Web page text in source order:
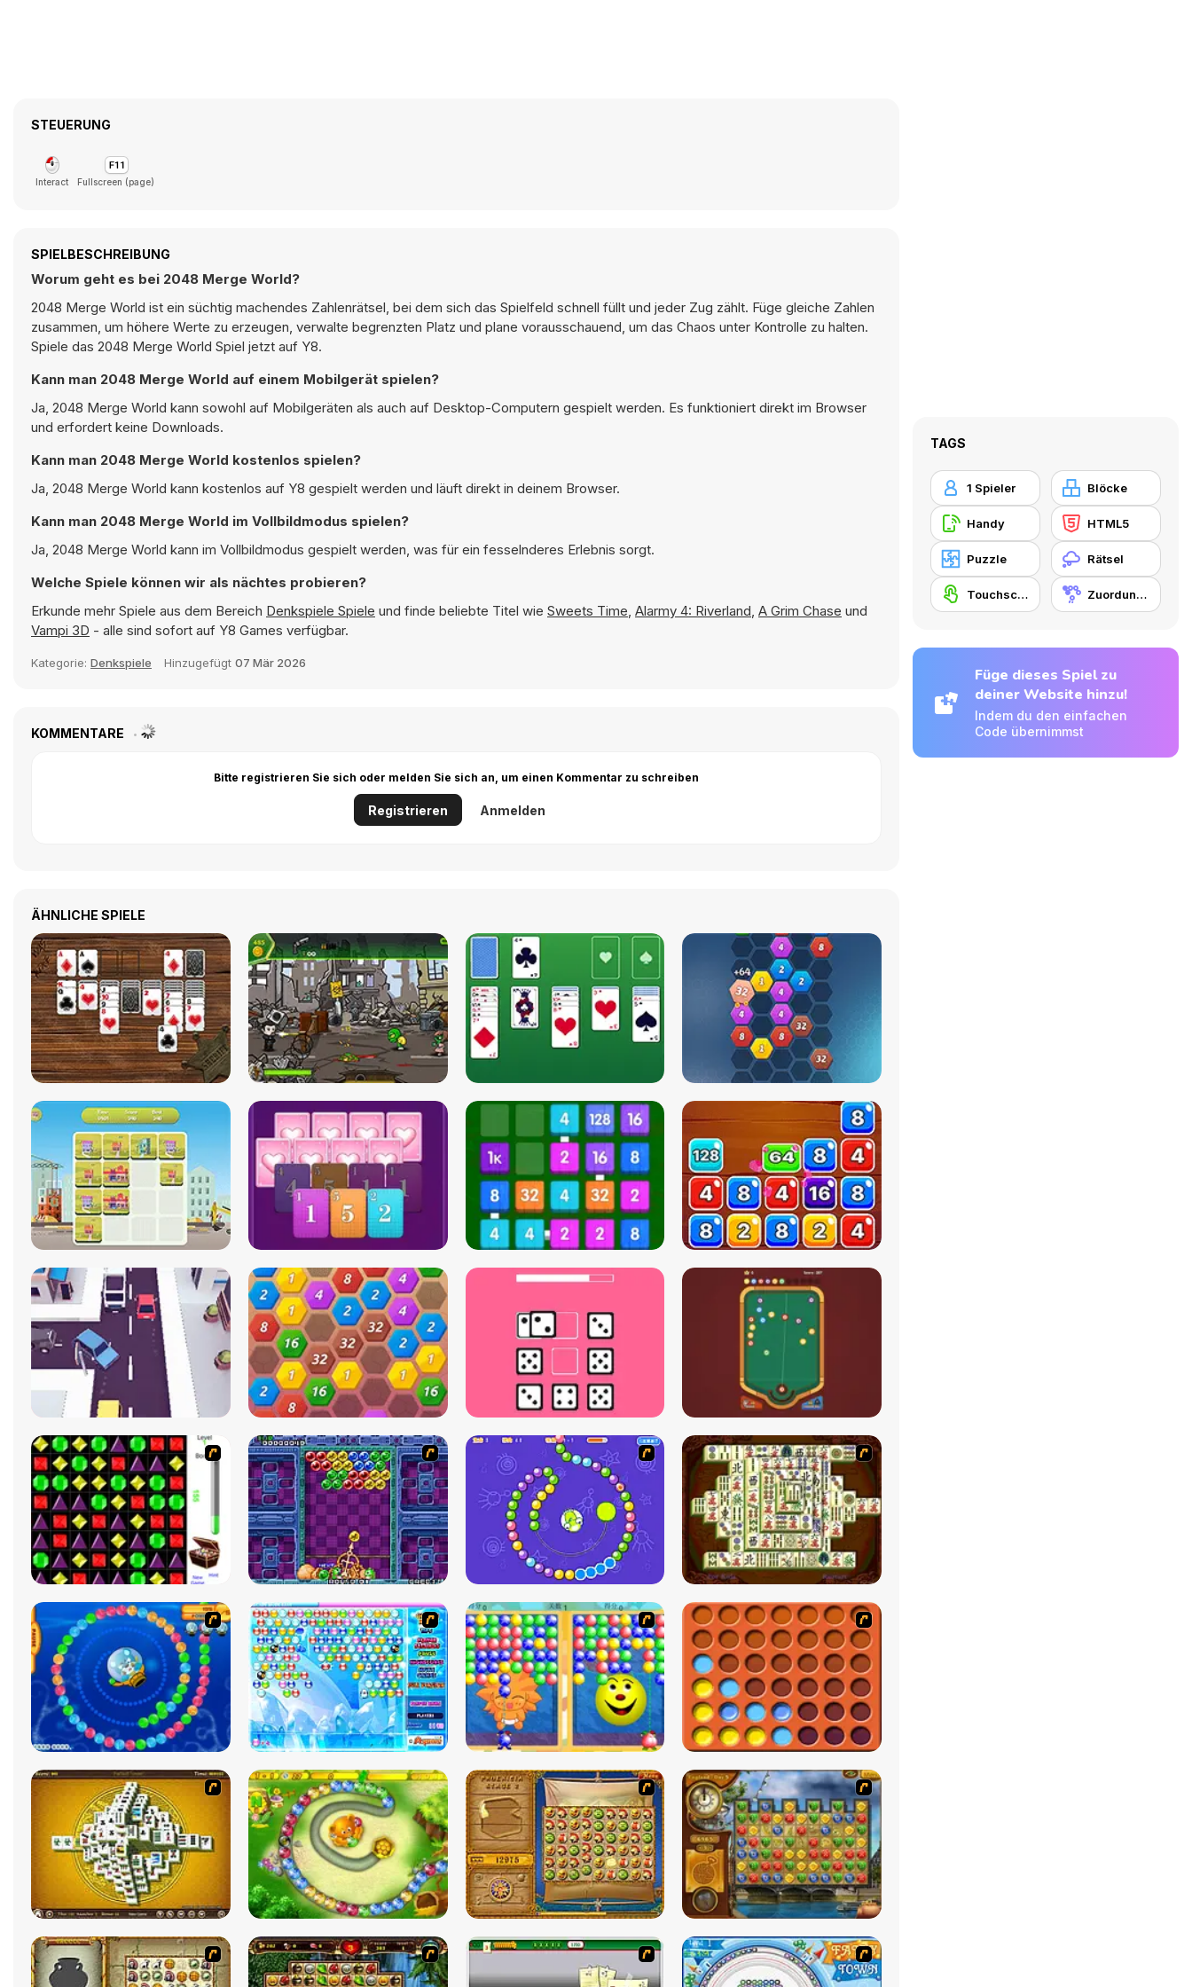
STEUERUNG
Interact Fullscreen (page)
SPIELBESCHREIBUNG
Worum geht es bei 2048 Merge World?
2048 Merge World ist ein süchtig machendes Zahlenrätsel, bei dem sich das Spielfeld schnell füllt und jeder Zug zählt. Füge gleiche Zahlen
zusammen, um höhere Werte zu erzeugen, verwalte begrenzten Platz und plane vorausschauend, um das Chaos unter Kontrolle zu halten.
Spiele das 2048 Merge World Spiel jetzt auf Y8.
Kann man 2048 Merge World auf einem Mobilgerät spielen?
Ja, 2048 Merge World kann sowohl auf Mobilgeräten als auch auf Desktop-Computern gespielt werden. Es funktioniert direkt im Browser
und erfordert keine Downloads.
Kann man 2048 Merge World kostenlos spielen?
Ja, 2048 Merge World kann kostenlos auf Y8 gespielt werden und läuft direkt in deinem Browser.
Kann man 2048 Merge World im Vollbildmodus spielen?
Ja, 2048 Merge World kann im Vollbildmodus gespielt werden, was für ein fesselnderes Erlebnis sorgt.
Welche Spiele können wir als nächtes probieren?
Erkunde mehr Spiele aus dem Bereich Denkspiele Spiele und finde beliebte Titel wie Sweets Time, Alarmy 4: Riverland, A Grim Chase und
Vampi 3D - alle sind sofort auf Y8 Games verfügbar.
Kategorie: Denkspiele Hinzugefügt 07 Mär 2026
KOMMENTARE
Bitte registrieren Sie sich oder melden Sie sich an, um einen Kommentar zu schreiben
Registrieren Anmelden
ÄHNLICHE SPIELE
TAGS
1 Spieler Blöcke
Handy HTML5
Puzzle Rätsel
Touchscreen Zuordungsspiel
Füge dieses Spiel zu
deiner Website hinzu!
Indem du den einfachen
Code übernimmst